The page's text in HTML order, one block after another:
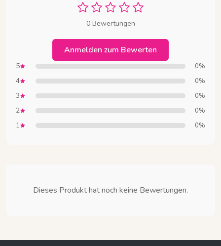
0 Bewertungen
Anmelden zum Bewerten
5 0%
4 0%
3 0%
2 0%
1 0%
Dieses Produkt hat noch keine Bewertungen.